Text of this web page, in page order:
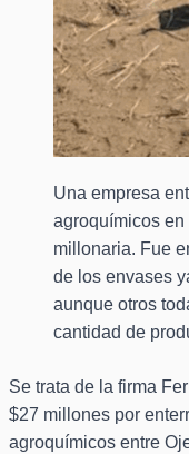
Una empresa
agroquímicos
millonaria. Fue
de los envases
aunque otros
cantidad de
Se trata de la firma
$27 millones por
agroquímicos entre